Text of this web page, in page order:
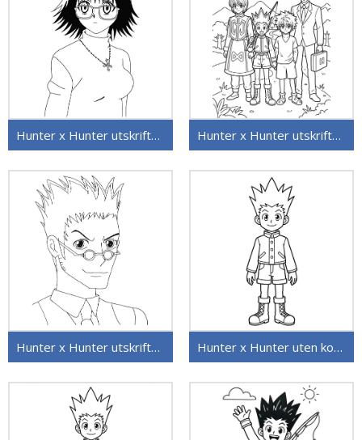
Hunter x Hunter utskriftbart bilde Hunter x Hunter utskriftbar
Hunter x Hunter utskriftbar for barn Hunter x Hunter uten kostnad